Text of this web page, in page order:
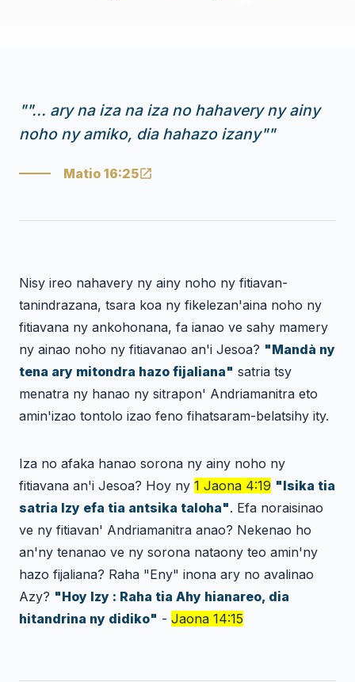
""... ary na iza na iza no hahavery ny ainy
noho ny amiko, dia hahazo izany""
Matio 16:25
Nisy ireo nahavery ny ainy noho ny fitiavan-
tanindrazana, tsara koa ny fikelezan'aina noho ny
fitiavana ny ankohonana, fa ianao ve sahy mamery
ny ainao noho ny fitiavanao an'i Jesoa? "Mandà ny
tena ary mitondra hazo fijaliana" satria tsy
menatra ny hanao ny sitrapon' Andriamanitra eto
amin'izao tontolo izao feno fihatsaram-belatsihy ity.
Iza no afaka hanao sorona ny ainy noho ny
fitiavana an'i Jesoa? Hoy ny 1 Jaona 4:19 "Isika tia
satria Izy efa tia antsika taloha". Efa noraisinao
ve ny fitiavan' Andriamanitra anao? Nekenao ho
an'ny tenanao ve ny sorona nataony teo amin'ny
hazo fijaliana? Raha "Eny" inona ary no avalinao
Azy? "Hoy Izy : Raha tia Ahy hianareo, dia
hitandrina ny didiko" - Jaona 14:15